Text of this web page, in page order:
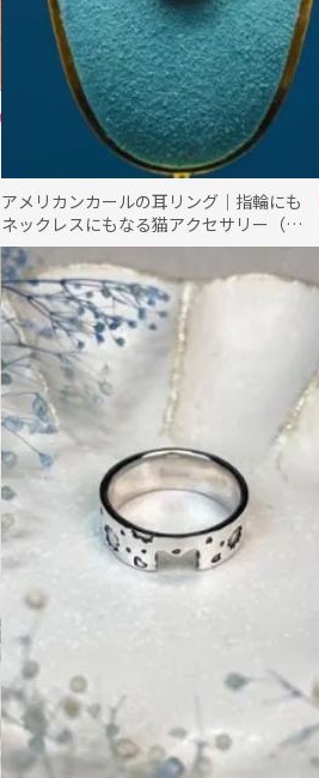
アメリカンカールの耳リング｜指輪にも
ネックレスにもなる猫アクセサリー（シ
ルバー925）